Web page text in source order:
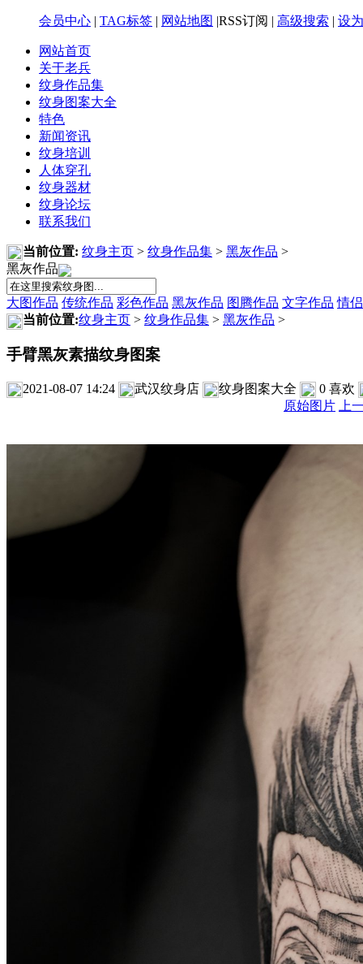
会员中心 | TAG标签 | 网站地图 |RSS订阅 | 高级搜索 | 设
网站首页
关于老兵
纹身作品集
纹身图案大全
特色
新闻资讯
纹身培训
人体穿孔
纹身器材
纹身论坛
联系我们
当前位置: 纹身主页 > 纹身作品集 > 黑灰作品 >
黑灰作品
大图作品 传统作品 彩色作品 黑灰作品 图腾作品 文字作品 情
当前位置:纹身主页 > 纹身作品集 > 黑灰作品 >
手臂黑灰素描纹身图案
2021-08-07 14:24 武汉纹身店 纹身图案大全 0 喜欢
原始图片 上